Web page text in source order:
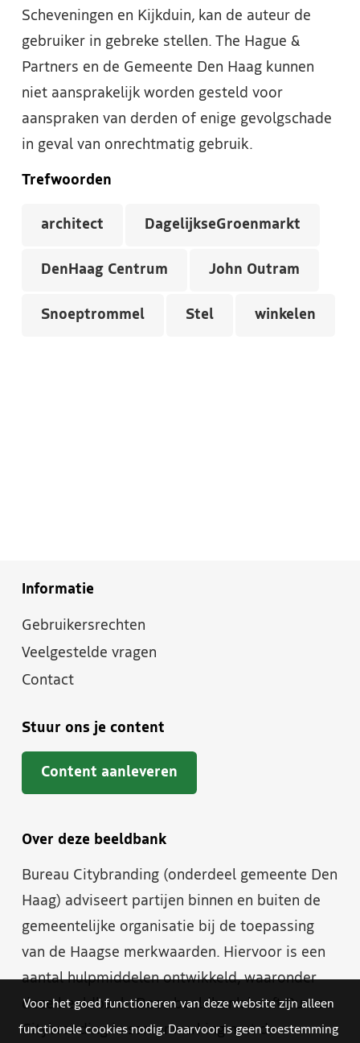
Scheveningen en Kijkduin, kan de auteur de
gebruiker in gebreke stellen. The Hague &
Partners en de Gemeente Den Haag kunnen
niet aansprakelijk worden gesteld voor
aanspraken van derden of enige gevolgschade
in geval van onrechtmatig gebruik.
Trefwoorden
architect DagelijkseGroenmarkt
DenHaag Centrum John Outram
Snoeptrommel Stel winkelen
Informatie
Gebruikersrechten
Veelgestelde vragen
Contact
Stuur ons je content
Content aanleveren
Over deze beeldbank
Bureau Citybranding (onderdeel gemeente Den
Haag) adviseert partijen binnen en buiten de
gemeentelijke organisatie bij de toepassing
van de Haagse merkwaarden. Hiervoor is een
aantal hulpmiddelen ontwikkeld, waaronder
deze beeldbank. Deze beeldbank heeft Bureau
Citybranding in samenwerking met de
Voor het goed functioneren van deze website zijn alleen
functionele cookies nodig. Daarvoor is geen toestemming